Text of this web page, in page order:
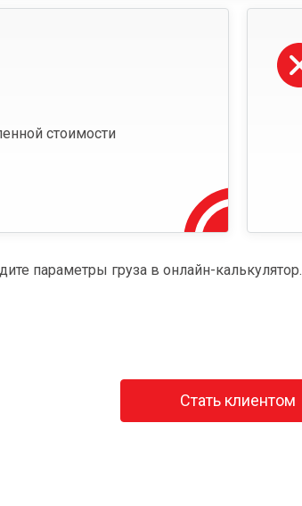
стоимости
параметры груза в онлайн-калькулятор.
Стать клиентом